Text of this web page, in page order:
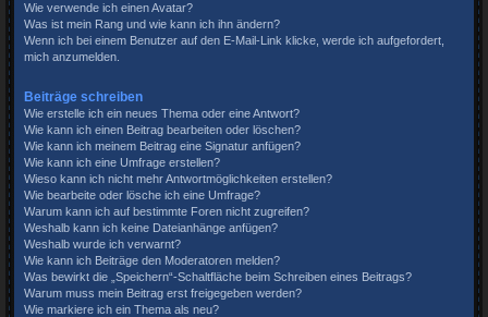
Wie verwende ich einen Avatar?
Was ist mein Rang und wie kann ich ihn ändern?
Wenn ich bei einem Benutzer auf den E-Mail-Link klicke, werde ich aufgefordert,
mich anzumelden.
Beiträge schreiben
Wie erstelle ich ein neues Thema oder eine Antwort?
Wie kann ich einen Beitrag bearbeiten oder löschen?
Wie kann ich meinem Beitrag eine Signatur anfügen?
Wie kann ich eine Umfrage erstellen?
Wieso kann ich nicht mehr Antwortmöglichkeiten erstellen?
Wie bearbeite oder lösche ich eine Umfrage?
Warum kann ich auf bestimmte Foren nicht zugreifen?
Weshalb kann ich keine Dateianhänge anfügen?
Weshalb wurde ich verwarnt?
Wie kann ich Beiträge den Moderatoren melden?
Was bewirkt die „Speichern“-Schaltfläche beim Schreiben eines Beitrags?
Warum muss mein Beitrag erst freigegeben werden?
Wie markiere ich ein Thema als neu?